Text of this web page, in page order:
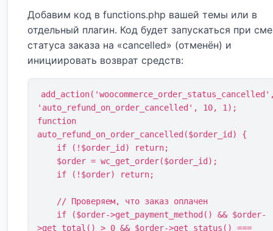
Добавим код в functions.php вашей темы или в
отдельный плагин. Код будет запускаться при
статуса заказа на «cancelled» (отменён) и
инициировать возврат средств:
'auto_refund_on_order_cancelled', 10, 1);
function
auto_refund_on_order_cancelled($order_id) {
>get_total() > 0 && $order->get_status() ===